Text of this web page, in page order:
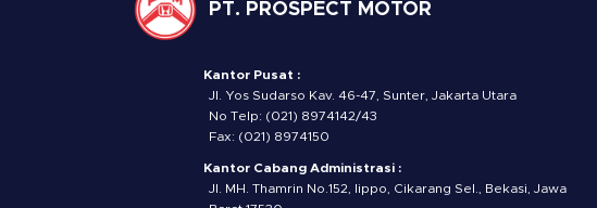
PT. PROSPECT MOTOR
Kantor Pusat :
Jl. Yos Sudarso Kav. 46-47, Sunter, Jakarta Utara
No Telp: (021) 8974142/43
Fax: (021) 8974150
Kantor Cabang Administrasi :
Jl. MH. Thamrin No.152, lippo, Cikarang Sel., Bekasi, Jawa